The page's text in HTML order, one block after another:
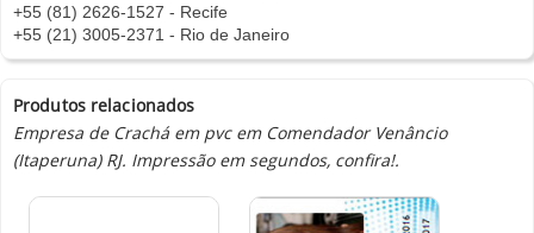
+55 (81) 2626-1527 - Recife
+55 (21) 3005-2371 - Rio de Janeiro
Produtos relacionados
Empresa de Crachá em pvc em Comendador Venâncio
(Itaperuna) RJ. Impressão em segundos, confira!.